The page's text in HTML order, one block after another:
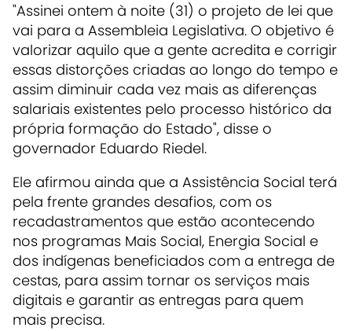
"Assinei ontem à noite (31) o projeto de lei que
vai para a Assembleia Legislativa. O objetivo é
valorizar aquilo que a gente acredita e corrigir
essas distorções criadas ao longo do tempo e
assim diminuir cada vez mais as diferenças
salariais existentes pelo processo histórico da
própria formação do Estado", disse o
governador Eduardo Riedel.
Ele afirmou ainda que a Assistência Social terá
pela frente grandes desafios, com os
recadastramentos que estão acontecendo
nos programas Mais Social, Energia Social e
dos indígenas beneficiados com a entrega de
cestas, para assim tornar os serviços mais
digitais e garantir as entregas para quem
mais precisa.